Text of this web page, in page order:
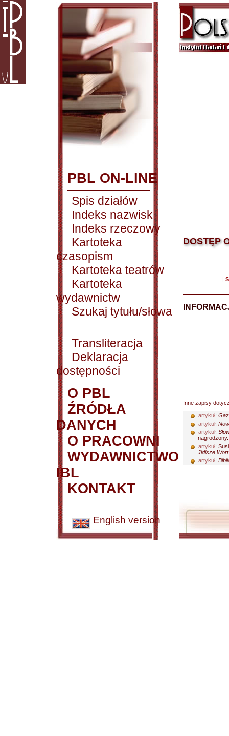
PBL ON-LINE
Spis działów
Indeks nazwisk
Indeks rzeczowy
Kartoteka
czasopism
Kartoteka teatrów
Kartoteka
wydawnictw
Szukaj tytułu/słowa
Transliteracja
Deklaracja
dostępności
O PBL
ŹRÓDŁA
DANYCH
O PRACOWNI
WYDAWNICTWO
IBL
KONTAKT
English version
DOSTĘP
|
Inne zapisy
artykuł:
artykuł:
artykuł:
artykuł:
Jidisze
artykuł: